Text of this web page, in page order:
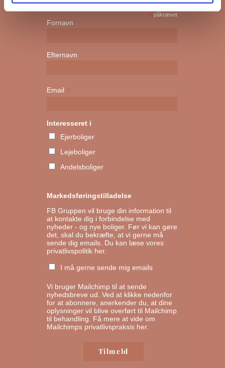
* påkrævet
Fornavn
Efternavn
Email *
Interesseret i
Ejerboliger
Lejeboliger
Andelsboliger
Markedsføringstilladelse
FB Gruppen vil bruge din information til
at kontakte dig i forbindelse med
nyheder - og nye boliger. Før vi kan gøre
det, skal du bekræfte, at vi gerne må
sende dig emails. Du kan læse vores
privatlivspolitik her.
I må gerne sende mig emails
Vi bruger Mailchimp til at sende
nyhedsbreve ud. Ved at klikke nedenfor
for at abonnere, anerkender du, at dine
oplysninger vil blive overført til Mailchimp
til behandling. Få mere at vide om
Mailchimps privatlivspraksis her.